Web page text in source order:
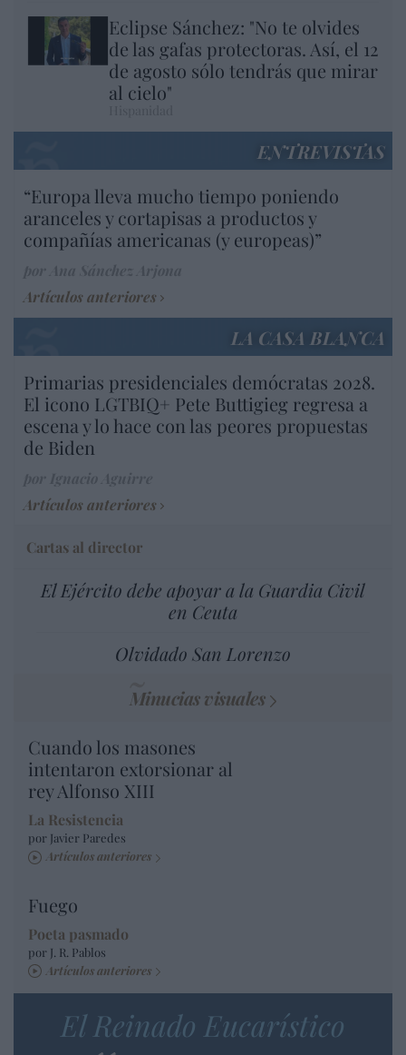
Eclipse Sánchez: "No te olvides
de las gafas protectoras. Así, el 12
de agosto sólo tendrás que mirar
al cielo"
ENTREVISTAS
“Europa lleva mucho tiempo poniendo
aranceles y cortapisas a productos y
compañías americanas (y europeas)”
Artículos anteriores
LA CASA BLANCA
Primarias presidenciales demócratas 2028.
El icono LGTBIQ+ Pete Buttigieg regresa a
escena y lo hace con las peores propuestas
de Biden
Artículos anteriores
Cartas al director
El Ejército debe apoyar a la Guardia Civil
en Ceuta
Olvidado San Lorenzo
Minucias visuales
Cuando los masones
intentaron extorsionar al
rey Alfonso XIII
La Resistencia
por Javier Paredes
Artículos anteriores
Fuego
Poeta pasmado
por J. R. Pablos
Artículos anteriores
El Reinado Eucarístico